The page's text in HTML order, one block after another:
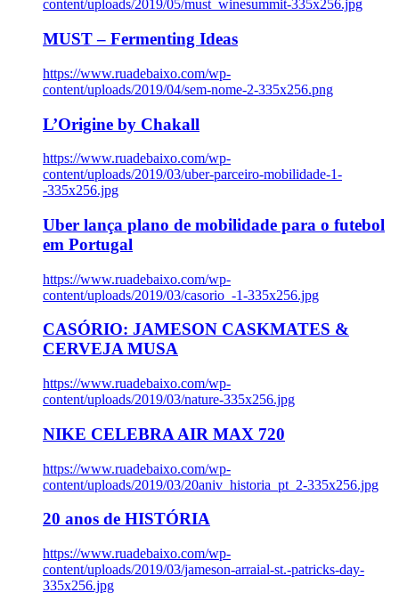
content/uploads/2019/05/must_winesummit-335x256.jpg
MUST – Fermenting Ideas
https://www.ruadebaixo.com/wp-
content/uploads/2019/04/sem-nome-2-335x256.png
L’Origine by Chakall
https://www.ruadebaixo.com/wp-
content/uploads/2019/03/uber-parceiro-mobilidade-1-
-335x256.jpg
Uber lança plano de mobilidade para o futebol
em Portugal
https://www.ruadebaixo.com/wp-
content/uploads/2019/03/casorio_-1-335x256.jpg
CASÓRIO: JAMESON CASKMATES &
CERVEJA MUSA
https://www.ruadebaixo.com/wp-
content/uploads/2019/03/nature-335x256.jpg
NIKE CELEBRA AIR MAX 720
https://www.ruadebaixo.com/wp-
content/uploads/2019/03/20aniv_historia_pt_2-335x256.jpg
20 anos de HISTÓRIA
https://www.ruadebaixo.com/wp-
content/uploads/2019/03/jameson-arraial-st.-patricks-day-
335x256.jpg